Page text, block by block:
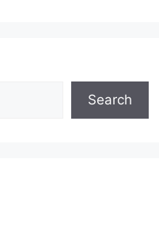
Search